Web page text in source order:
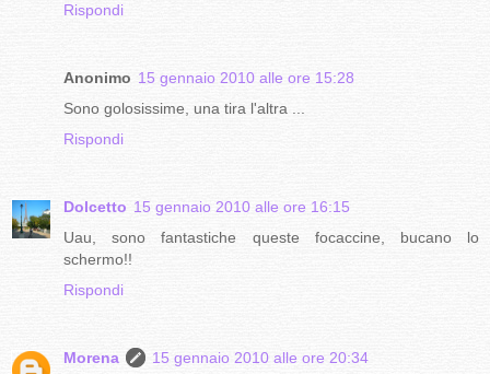
Rispondi
Anonimo 15 gennaio 2010 alle ore 15:28
Sono golosissime, una tira l'altra ...
Rispondi
Dolcetto 15 gennaio 2010 alle ore 16:15
Uau, sono fantastiche queste focaccine, bucano lo
schermo!!
Rispondi
Morena
15 gennaio 2010 alle ore 20:34